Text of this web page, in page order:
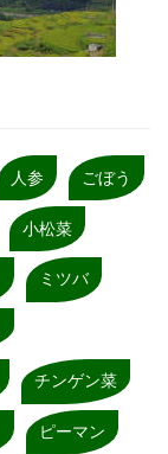
人参 ごぼう
小松菜
ミツバ
チンゲン菜
ピーマン